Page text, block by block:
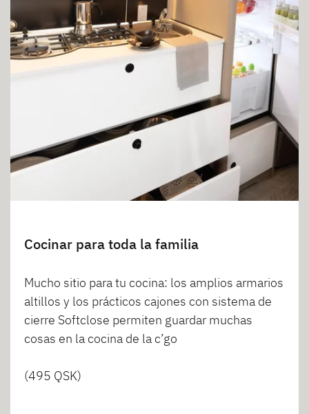
Cocinar para toda la familia
Mucho sitio para tu cocina: los amplios armarios
altillos y los prácticos cajones con sistema de
cierre Softclose permiten guardar muchas
cosas en la cocina de la c’go
(495 QSK)